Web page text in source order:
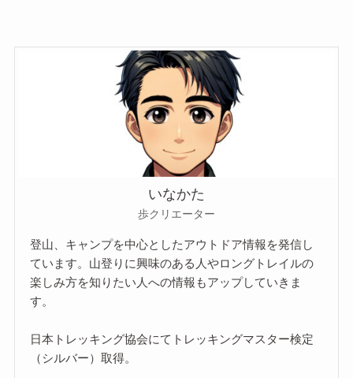
いなかた
歩クリエーター
登山、キャンプを中心としたアウトドア情報を発信し
ています。山登りに興味のある人やロングトレイルの
楽しみ方を知りたい人への情報もアップしていきま
す。
日本トレッキング協会にてトレッキングマスター検定
（シルバー）取得。